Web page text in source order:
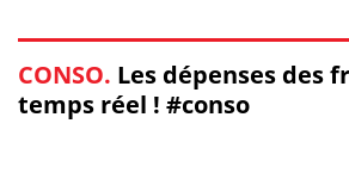
CONSO. Les dépenses des
temps réel ! #conso